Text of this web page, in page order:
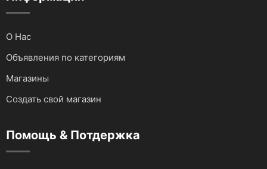
О Нас
Объявления по категориям
Магазины
Создать свой магазин
Помощь & Потдержка